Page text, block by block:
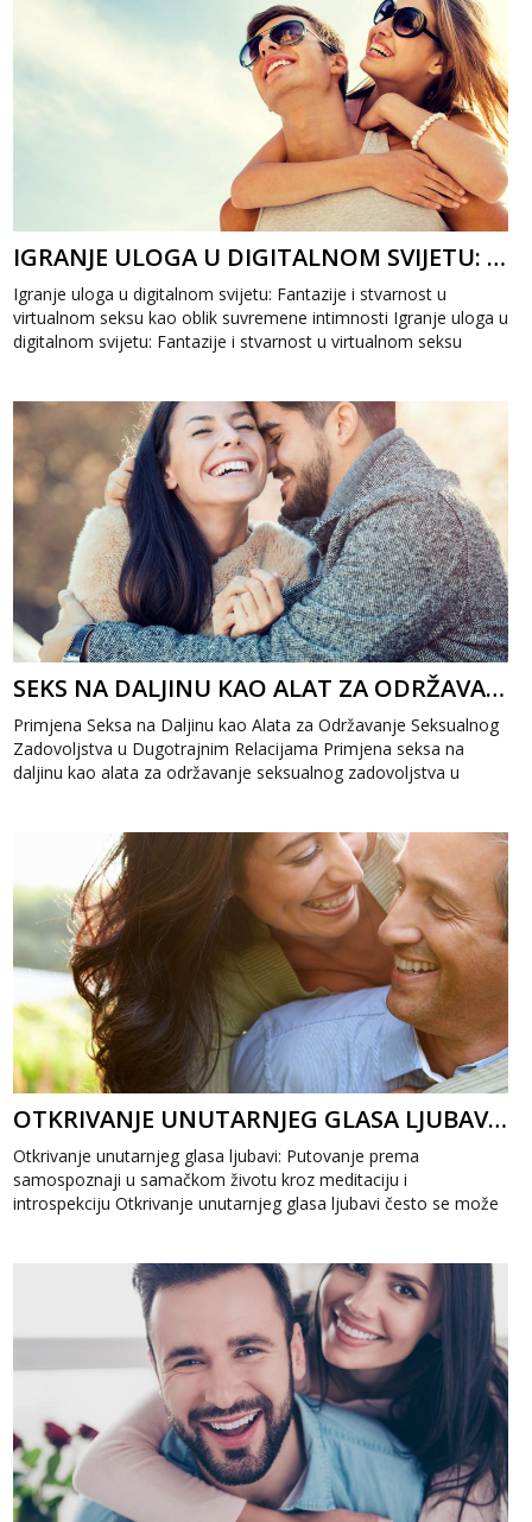
IGRANJE ULOGA U DIGITALNOM SVIJETU: FANTAZIJE I STVARNOST U VIRTUALNOM SEKSU
Igranje uloga u digitalnom svijetu: Fantazije i stvarnost u
virtualnom seksu kao oblik suvremene intimnosti Igranje uloga u
digitalnom svijetu: Fantazije i stvarnost u virtualnom seksu
SEKS NA DALJINU KAO ALAT ZA ODRŽAVANJE SEKSUALNOG ZADOVOLJSTVA U DUGOTRAJNIM RELACIJAMA
Primjena Seksa na Daljinu kao Alata za Održavanje Seksualnog
Zadovoljstva u Dugotrajnim Relacijama Primjena seksa na
daljinu kao alata za održavanje seksualnog zadovoljstva u
OTKRIVANJE UNUTARNJEG GLASA LJUBAVI: PUTOVANJE PREMA SAMOSPOZNAJI U SAMAČKOM ŽIVOTU
Otkrivanje unutarnjeg glasa ljubavi: Putovanje prema
samospoznaji u samačkom životu kroz meditaciju i
introspekciju Otkrivanje unutarnjeg glasa ljubavi često se može